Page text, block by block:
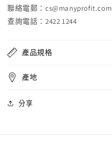
聯絡電郵：cs@manyprofit.com
查詢電話：2422 1244
產品規格
產地
分享